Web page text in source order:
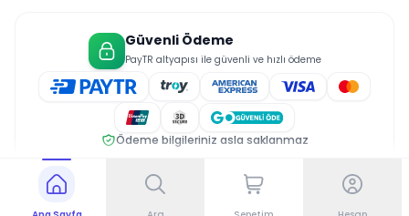
Güvenli Ödeme
PayTR altyapısı ile güvenli ve hızlı ödeme
Ödeme bilgileriniz asla saklanmaz